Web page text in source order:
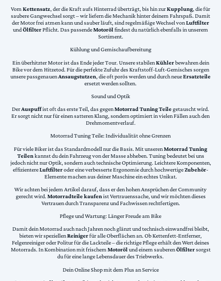
VomKettensatz, der die Kraft aufs Hinterrad überträgt, bis hin zurKupplung, die für
saubere Gangwechsel sorgt – wir liefern die Mechanik hinter deinem Fahrspaß. Damit
der Motor frei atmen kann und sauber läuft, sind regelmäßige Wechsel vonLuftfilter
undÖlfilterPflicht. Das passendeMotorölfindest du natürlich ebenfalls in unserem
Sortiment.
Kühlung und Gemischaufbereitung
Ein überhitzter Motor ist das Ende jeder Tour. Unsere stabilenKühlerbewahren dein
Bike vor dem Hitzetod. Für die perfekte Zufuhr des Kraftstoff-Luft-Gemisches sorgen
unsere passgenauenAnsaugstutzen, die oft porös werden und durch neueErsatzteile
ersetzt werden sollten.
Sound und Optik
DerAuspuffist oft das erste Teil, das gegenMotorrad Tuning Teilegetauscht wird.
Er sorgt nicht nur für einen satteren Klang, sondern optimiert in vielen Fällen auch den
Drehmomentverlauf.
Motorrad Tuning Teile: Individualität ohne Grenzen
Für viele Biker ist das Standardmodell nur die Basis. Mit unserenMotorrad Tuning
Teilen kannst du dein Fahrzeug von der Masse abheben. Tuning bedeutet bei uns
jedoch nicht nur Optik, sondern auch technische Optimierung. Leichtere Komponenten,
effizientereLuftfilteroder eine verbesserte Ergonomie durch hochwertigeZubehör-
Elemente machen aus deiner Maschine ein echtes Unikat.
Wir achten bei jedem Artikel darauf, dass er den hohen Ansprüchen der Community
gerecht wird. Motorradteile kaufen ist Vertrauenssache, und wir möchten dieses
Vertrauen durch Transparenz und Fachwissen rechtfertigen.
Pflege und Wartung: Länger Freude am Bike
Damit dein Motorrad auch nach Jahren noch glänzt und technisch einwandfrei bleibt,
bieten wir speziellenReinigerfür alle Oberflächen an. Ob Kettenfett-Entferner,
Felgenreiniger oder Politur für die Lackteile – die richtige Pflege erhält den Wert deines
Motorrads. In Kombination mit frischemMotorölund einem sauberenÖlfiltersorgst
du für eine lange Lebensdauer des Triebwerks.
Dein Online Shop mit dem Plus an Service